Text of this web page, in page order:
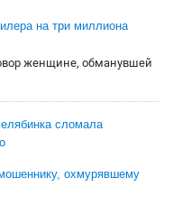
на три миллиона
женщине, обманувшей
сломала
охмурявшему